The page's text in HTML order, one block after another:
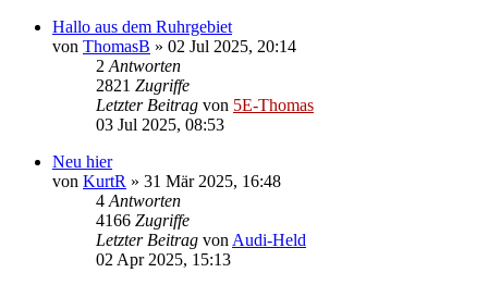
Hallo aus dem Ruhrgebiet
von ThomasB » 02 Jul 2025, 20:14
2 Antworten
2821 Zugriffe
Letzter Beitrag von 5E-Thomas
03 Jul 2025, 08:53
Neu hier
von KurtR » 31 Mär 2025, 16:48
4 Antworten
4166 Zugriffe
Letzter Beitrag von Audi-Held
02 Apr 2025, 15:13